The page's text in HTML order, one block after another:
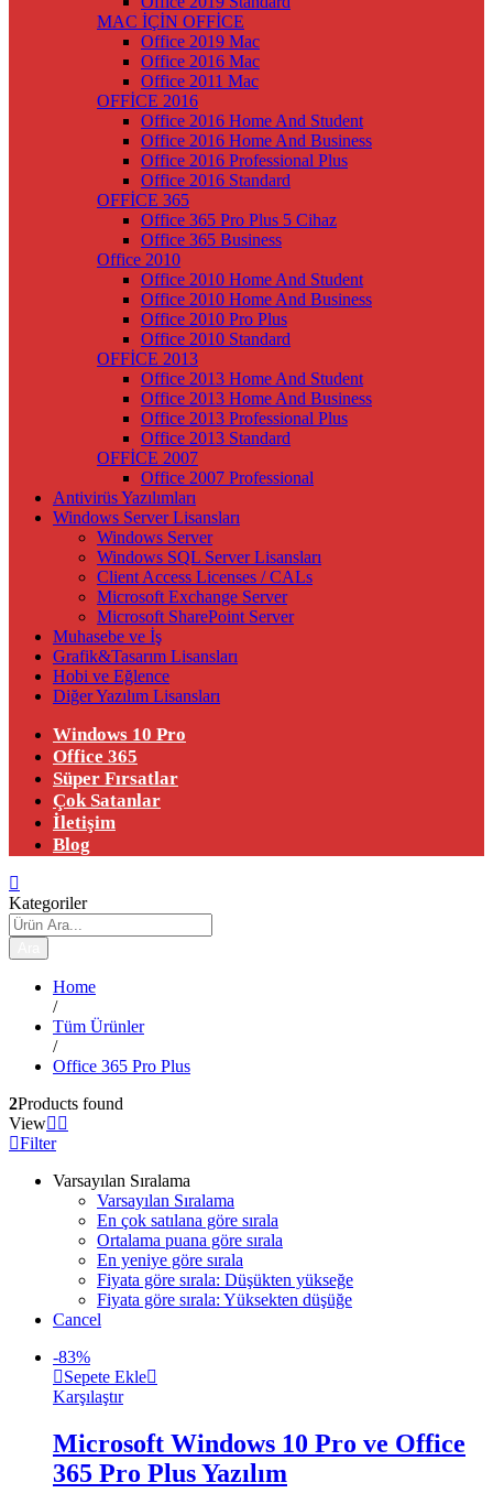
MAC İÇİN OFFİCE
Office 2019 Mac
Office 2016 Mac
Office 2011 Mac
OFFİCE 2016
Office 2016 Home And Student
Office 2016 Home And Business
Office 2016 Professional Plus
Office 2016 Standard
OFFİCE 365
Office 365 Pro Plus 5 Cihaz
Office 365 Business
Office 2010
Office 2010 Home And Student
Office 2010 Home And Business
Office 2010 Pro Plus
Office 2010 Standard
OFFİCE 2013
Office 2013 Home And Student
Office 2013 Home And Business
Office 2013 Professional Plus
Office 2013 Standard
OFFİCE 2007
Office 2007 Professional
Antivirüs Yazılımları
Windows Server Lisansları
Windows Server
Windows SQL Server Lisansları
Client Access Licenses / CALs
Microsoft Exchange Server
Microsoft SharePoint Server
Muhasebe ve İş
Grafik&Tasarım Lisansları
Hobi ve Eğlence
Diğer Yazılım Lisansları
Windows 10 Pro
Office 365
Süper Fırsatlar
Çok Satanlar
İletişim
Blog
Kategoriler
Home
/
Tüm Ürünler
/
Office 365 Pro Plus
2Products found
View
Filter
Varsayılan Sıralama
Varsayılan Sıralama
En çok satılana göre sırala
Ortalama puana göre sırala
En yeniye göre sırala
Fiyata göre sırala: Düşükten yükseğe
Fiyata göre sırala: Yüksekten düşüğe
Cancel
-83%
Sepete Ekle
Karşılaştır
Microsoft Windows 10 Pro ve Office
365 Pro Plus Yazılım